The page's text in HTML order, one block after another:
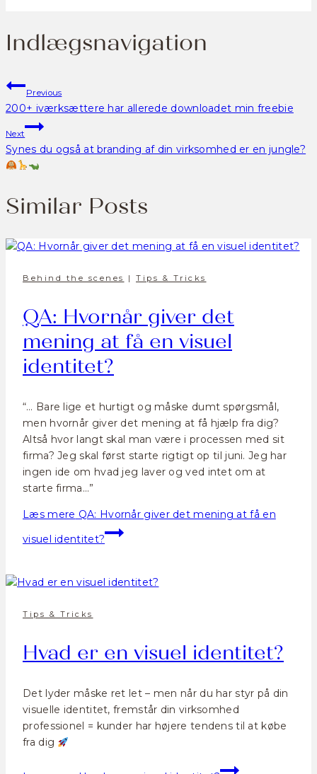
Indlægsnavigation
Previous
200+ iværksættere har allerede downloadet min freebie
Next
Synes du også at branding af din virksomhed er en jungle?
Similar Posts
Behind the scenes | Tips & Tricks
QA: Hvornår giver det
mening at få en visuel
identitet?
“… Bare lige et hurtigt og måske dumt spørgsmål,
men hvornår giver det mening at få hjælp fra dig?
Altså hvor langt skal man være i processen med sit
firma? Jeg skal først starte rigtigt op til juni. Jeg har
ingen ide om hvad jeg laver og ved intet om at
starte firma…”
Læs mere QA: Hvornår giver det mening at få en
visuel identitet?
Tips & Tricks
Hvad er en visuel identitet?
Det lyder måske ret let – men når du har styr på din
visuelle identitet, fremstår din virksomhed
professionel = kunder har højere tendens til at købe
fra dig